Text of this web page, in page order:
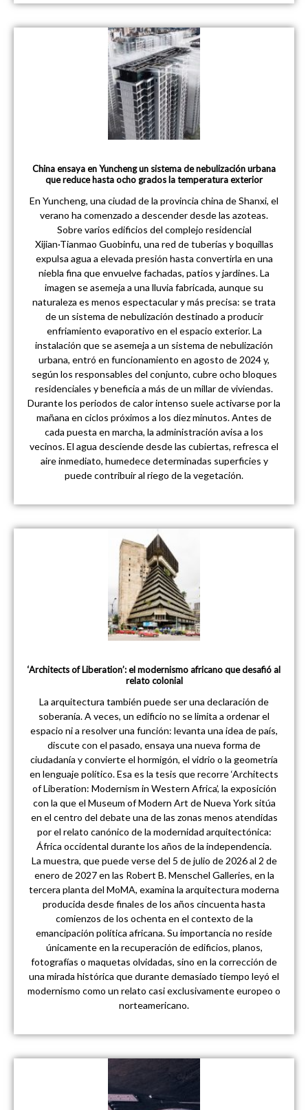
China ensaya en Yuncheng un sistema de nebulización urbana
que reduce hasta ocho grados la temperatura exterior
En Yuncheng, una ciudad de la provincia china de Shanxi, el
verano ha comenzado a descender desde las azoteas.
Sobre varios edificios del complejo residencial
Xijian·Tianmao Guobinfu, una red de tuberías y boquillas
expulsa agua a elevada presión hasta convertirla en una
niebla fina que envuelve fachadas, patios y jardines. La
imagen se asemeja a una lluvia fabricada, aunque su
naturaleza es menos espectacular y más precisa: se trata
de un sistema de nebulización destinado a producir
enfriamiento evaporativo en el espacio exterior. La
instalación que se asemeja a un sistema de nebulización
urbana, entró en funcionamiento en agosto de 2024 y,
según los responsables del conjunto, cubre ocho bloques
residenciales y beneficia a más de un millar de viviendas.
Durante los periodos de calor intenso suele activarse por la
mañana en ciclos próximos a los diez minutos. Antes de
cada puesta en marcha, la administración avisa a los
vecinos. El agua desciende desde las cubiertas, refresca el
aire inmediato, humedece determinadas superficies y
puede contribuir al riego de la vegetación.
‘Architects of Liberation’: el modernismo africano que desafió al
relato colonial
La arquitectura también puede ser una declaración de
soberanía. A veces, un edificio no se limita a ordenar el
espacio ni a resolver una función: levanta una idea de país,
discute con el pasado, ensaya una nueva forma de
ciudadanía y convierte el hormigón, el vidrio o la geometría
en lenguaje político. Esa es la tesis que recorre ‘Architects
of Liberation: Modernism in Western Africa’, la exposición
con la que el Museum of Modern Art de Nueva York sitúa
en el centro del debate una de las zonas menos atendidas
por el relato canónico de la modernidad arquitectónica:
África occidental durante los años de la independencia.
La muestra, que puede verse del 5 de julio de 2026 al 2 de
enero de 2027 en las Robert B. Menschel Galleries, en la
tercera planta del MoMA, examina la arquitectura moderna
producida desde finales de los años cincuenta hasta
comienzos de los ochenta en el contexto de la
emancipación política africana. Su importancia no reside
únicamente en la recuperación de edificios, planos,
fotografías o maquetas olvidadas, sino en la corrección de
una mirada histórica que durante demasiado tiempo leyó el
modernismo como un relato casi exclusivamente europeo o
norteamericano.